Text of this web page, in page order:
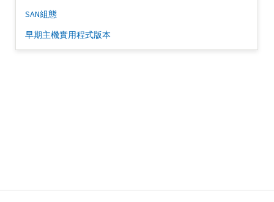
SAN組態
早期主機實用程式版本